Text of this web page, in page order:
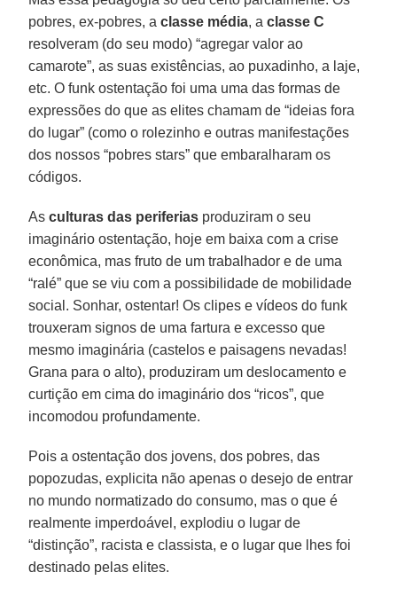
pobres, ex-pobres, aclasse média, aclasse C
resolveram (do seu modo) “agregar valor ao
camarote”, as suas existências, ao puxadinho, a laje,
etc. O funk ostentação foi uma uma das formas de
expressões do que as elites chamam de “ideias fora
do lugar” (como o rolezinho e outras manifestações
dos nossos “pobres stars” que embaralharam os
códigos.
Asculturas das periferias produziram o seu
imaginário ostentação, hoje em baixa com a crise
econômica, mas fruto de um trabalhador e de uma
“ralé” que se viu com a possibilidade de mobilidade
social. Sonhar, ostentar! Os clipes e vídeos do funk
trouxeram signos de uma fartura e excesso que
mesmo imaginária (castelos e paisagens nevadas!
Grana para o alto), produziram um deslocamento e
curtição em cima do imaginário dos “ricos”, que
incomodou profundamente.
Pois a ostentação dos jovens, dos pobres, das
popozudas, explicita não apenas o desejo de entrar
no mundo normatizado do consumo, mas o que é
realmente imperdoável, explodiu o lugar de
“distinção”, racista e classista, e o lugar que lhes foi
destinado pelas elites.